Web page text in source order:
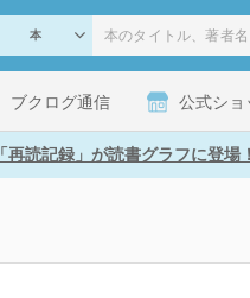
ブクログ通信 公式ショ
読記録」が読書グラフに登場！